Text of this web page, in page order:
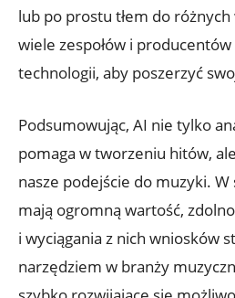
lub po prostu tłem do różnych
wiele zespołów i
technologii, aby poszerzyć
Podsumowując, AI nie tylko
pomaga w tworzeniu hitów,
nasze podejście do muzyki. W
mają ogromną wartość,
i wyciągania z nich wniosków
narzędziem w branży